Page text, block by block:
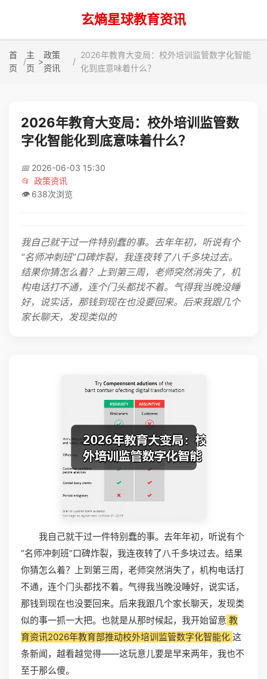
玄熵星球教育资讯
首
页
主
页
>
政策
资讯
2026年教育大变局：校外培训监管数字化智能
化到底意味着什么？
2026年教育大变局：校外培训监管数
字化智能化到底意味着什么？
📅 2026-06-03 15:30
📂 政策资讯
👁️ 638次浏览
我自己就干过一件特别蠢的事。去年年初，听说有个
“名师冲刺班”口碑炸裂，我连夜转了八千多块过去。
结果你猜怎么着？上到第三周，老师突然消失了，机
构电话打不通，连个门头都找不着。气得我当晚没睡
好，说实话，那钱到现在也没要回来。后来我跟几个
家长聊天，发现类似的
我自己就干过一件特别蠢的事。去年年初，听说有个
“名师冲刺班”口碑炸裂，我连夜转了八千多块过去。结果
你猜怎么着？上到第三周，老师突然消失了，机构电话打
不通，连个门头都找不着。气得我当晚没睡好，说实话，
那钱到现在也没要回来。后来我跟几个家长聊天，发现类
似的事一抓一大把。也就是从那时候起，我开始留意 教
育资讯2026年教育部推动校外培训监管数字化智能化 这
条新闻，越看越觉得——这玩意儿要是早来两年，我也不
至于那么傻。